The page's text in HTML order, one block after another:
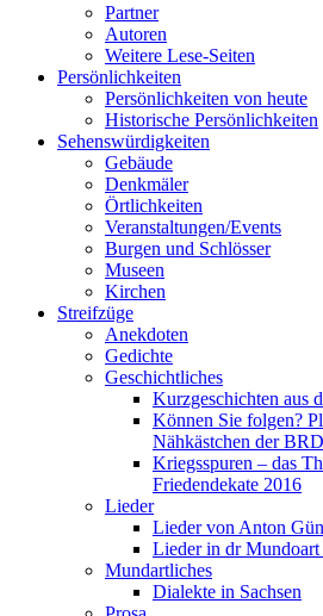
Partner
Autoren
Weitere Lese-Seiten
Persönlichkeiten
Persönlichkeiten von heute
Historische Persönlichkeiten
Sehenswürdigkeiten
Gebäude
Denkmäler
Örtlichkeiten
Veranstaltungen/Events
Burgen und Schlösser
Museen
Kirchen
Streifzüge
Anekdoten
Gedichte
Geschichtliches
Kurzgeschichten aus
Können Sie folgen?
Nähkästchen der BRD
Kriegsspuren – das
Friedendekate 2016
Lieder
Lieder von Anton
Lieder in dr
Mundartliches
Dialekte in Sachsen